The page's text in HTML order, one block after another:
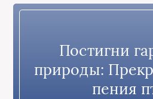
Постигни
природы:
пения